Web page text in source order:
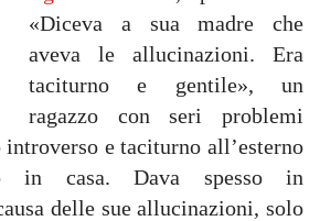
«Diceva a sua madre che
aveva le allucinazioni. Era
taciturno e gentile», un
ragazzo con seri problemi
e taciturno all’esterno
in casa. Dava spesso in
delle sue allucinazioni, solo